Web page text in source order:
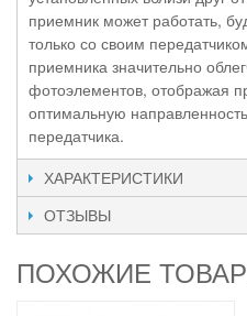
приемник может работать,
только со своим
приемника значительно
фотоэлементов, отображая
оптимальную
передатчика.
ХАРАКТЕРИСТИКИ
ОТЗЫВЫ
ПОХОЖИЕ